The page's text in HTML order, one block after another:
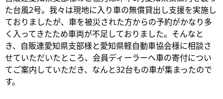
た台風2号。我々は現地に入り車の無償貸出し支援を実施し
ておりましたが、車を被災された方からの予約がかなり多
く入ってきたため車両が不足しておりました。そんなと
き、自販連愛知県支部様と愛知県軽自動車協会様に相談さ
せていただいたところ、会員ディーラーへ車の寄付につい
てご案内していただき、なんと32台もの車が集まったので
す。